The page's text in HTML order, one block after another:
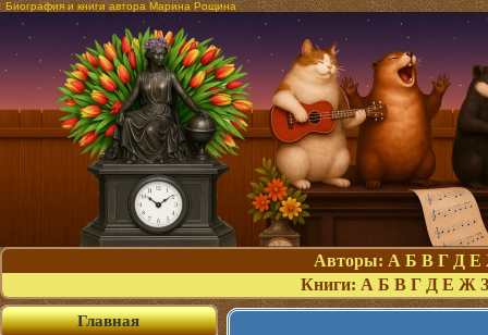
Биография и книги автора Марина Рощина
Авторы: А Б В Г Д Е
Книги: А Б В Г Д Е Ж З
Главная